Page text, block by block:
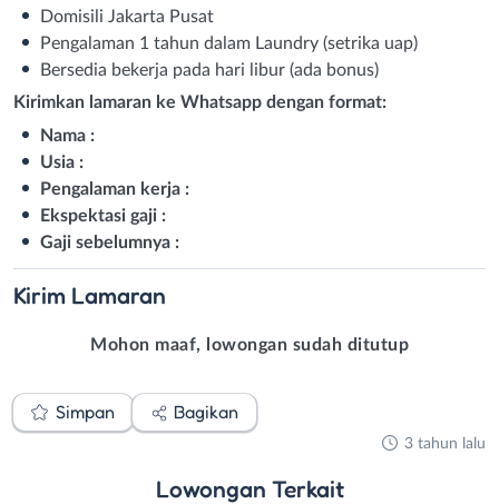
Domisili Jakarta Pusat
Pengalaman 1 tahun dalam Laundry (setrika uap)
Bersedia bekerja pada hari libur (ada bonus)
Kirimkan lamaran ke Whatsapp dengan format:
Nama :
Usia :
Pengalaman kerja :
Ekspektasi gaji :
Gaji sebelumnya :
Kirim Lamaran
Mohon maaf, lowongan sudah ditutup
Simpan Bagikan
3 tahun lalu
Lowongan Terkait